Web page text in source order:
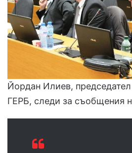
Йордан Илиев, председател
ГЕРБ, следи за съобщения